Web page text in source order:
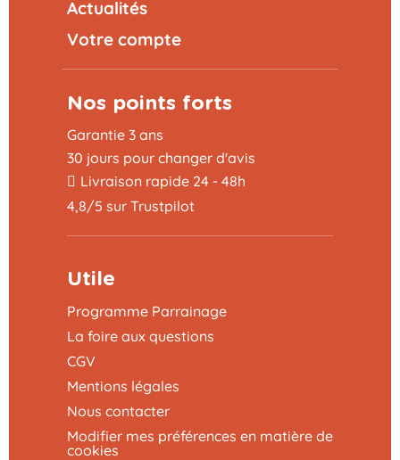
Actualités
Votre compte
Nos points forts
Garantie 3 ans
30 jours pour changer d'avis
Livraison rapide 24 - 48h
4,8/5 sur Trustpilot
Utile
Programme Parrainage
La foire aux questions
CGV
Mentions légales
Nous contacter
Modifier mes préférences en matière de
cookies